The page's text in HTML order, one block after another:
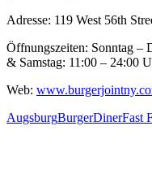
Adresse: 119 West 56th
Öffnungszeiten: Sonntag –
& Samstag: 11:00 – 24:00
Web:
AugsburgBurgerDinerFast